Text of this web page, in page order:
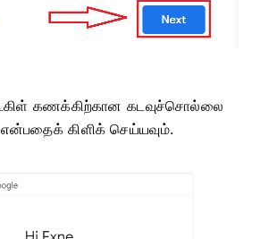
கணக்கிற்கான கடவுச்சொல்லை
என்பதைக் கிளிக் செய்யவும்.